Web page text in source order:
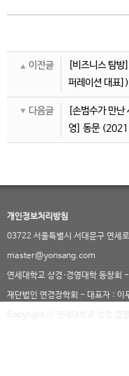
이전글
[비즈니스 탐
퍼레이션 대표])
다음글
[손범수가 만
영] 동문
개인정보처리방침
03722 서울특별시 서대문구 연세
master@yonsang.com
연세대학교 상경·경영대학 동창
재단법인 연경장학회 - 대표자 :